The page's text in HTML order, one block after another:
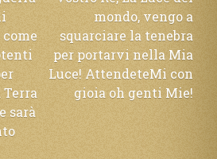
sarà
mondo, vengo a
squarciare la tenebra
per portarvi nella Mia
Luce! AttendeteMi con
gioia oh genti Mie!